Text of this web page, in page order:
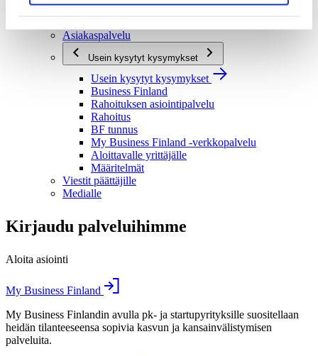
Yhteys ja tuki
Asiakaspalvelu
Usein kysytyt kysymykset
Usein kysytyt kysymykset
Business Finland
Rahoituksen asiointipalvelu
Rahoitus
BF tunnus
My Business Finland -verkkopalvelu
Aloittavalle yrittäjälle
Määritelmät
Viestit päättäjille
Medialle
Kirjaudu palveluihimme
Aloita asiointi
My Business Finland
My Business Finlandin avulla pk- ja startupyrityksille suositellaan
heidän tilanteeseensa sopivia kasvun ja kansainvälistymisen
palveluita.